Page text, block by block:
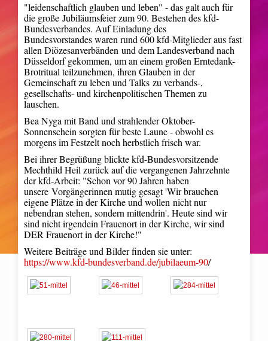
"leiden­schaftlich glauben und leben" - das galt auch für
die großeJubiläumsfeier zum 90. Bestehen des kfd-
Bundesverbandes. Auf Einladung des
Bundesvorstandes waren rund 600 kfd-Mitglieder aus fast
allen Diözesanverbändenund dem Landesverband nach
Düsseldorf gekommen, um an einem großen Erntedank-
Brotritual teilzunehmen, ihren Glauben in der
Gemeinschaft zu leben und Talkszu verbands-,
gesellschafts- und kirchenpolitischen Themen zu
lauschen.
Bea Nyga mit Band und strahlender Oktober-
Sonnenschein sorgten für beste Laune- obwohl es
morgens im Festzelt noch herbstlich frisch war.
Bei ihrer Begrüßung blickte kfd-Bundesvorsitzende
Mechthild Heil zurück auf dievergangenen Jahrzehnte
der kfd-Arbeit: "Schon vor 90 Jahren haben
unsereVorgängerinnen mutig gesagt 'Wir brauchen
eigene Plätze in der Kirche und wollennicht nur
nebendran stehen, sondern mittendrin'. Heute sind wir
sind nichtirgendein Frauenort in der Kirche, wir sind
DER Frauenort in der Kirche!"
Weitere Beiträge und Bilder finden sie unter:
https://www.kfd-bundesverband.de/jubilaeum-90/